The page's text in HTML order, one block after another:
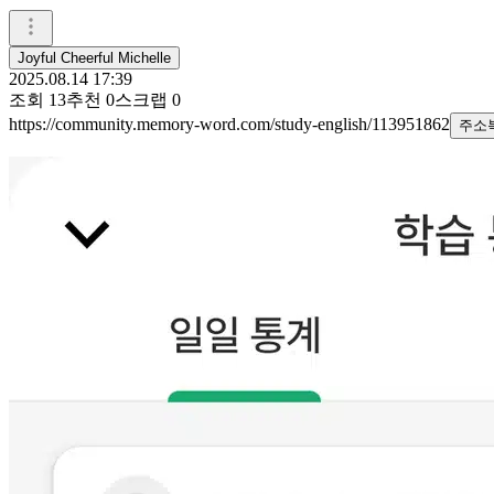
Joyful Cheerful Michelle
2025.08.14 17:39
조회 13추천 0스크랩 0
https://community.memory-word.com/study-english/113951862
주소